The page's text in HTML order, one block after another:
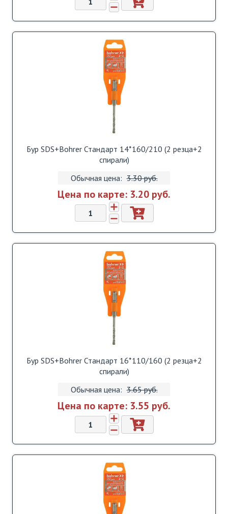
Бур SDS+Bohrer Стандарт 14*160/210 (2 резца+2
спирали)
Обычная цена: 3.30 pуб.
Цена по карте: 3.20 pуб.
Бур SDS+Bohrer Стандарт 16*110/160 (2 резца+2
спирали)
Обычная цена: 3.65 pуб.
Цена по карте: 3.55 pуб.